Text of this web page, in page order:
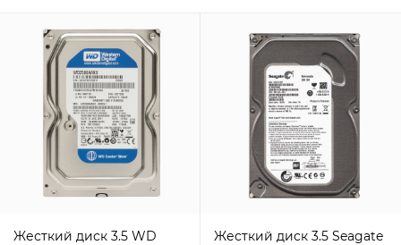
Жесткий диск 3.5 WD
Жесткий диск 3.5 Seagate